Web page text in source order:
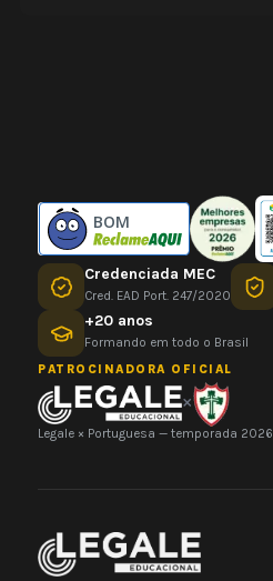
BOM
Credenciada MEC
Cred. EAD Port. 247/2020
+20 anos
Formando em todo o Brasil
PATROCINADORA OFICIAL
×
Legale × Portuguesa — temporada 2026